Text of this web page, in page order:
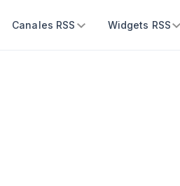
Canales RSS Widgets RSS